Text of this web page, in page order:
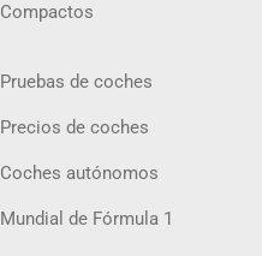
Compactos
Pruebas de coches
Precios de coches
Coches autónomos
Mundial de Fórmula 1